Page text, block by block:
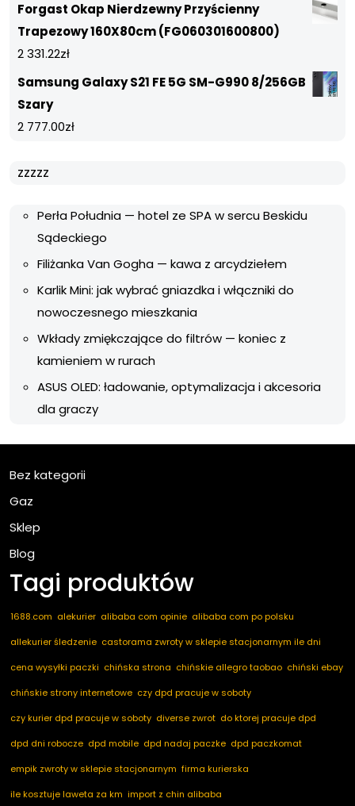
Forgast Okap Nierdzewny Przyścienny
Trapezowy 160X80cm (FG060301600800)
2 331.22zł
Samsung Galaxy S21 FE 5G SM-G990 8/256GB
Szary
2 777.00zł
zzzzz
Perła Południa — hotel ze SPA w sercu Beskidu
Sądeckiego
Filiżanka Van Gogha — kawa z arcydziełem
Karlik Mini: jak wybrać gniazdka i włączniki do
nowoczesnego mieszkania
Wkłady zmiękczające do filtrów — koniec z
kamieniem w rurach
ASUS OLED: ładowanie, optymalizacja i akcesoria
dla graczy
Bez kategorii
Gaz
Sklep
Blog
Tagi produktów
1688.com alekurier alibaba com opinie alibaba com po polsku
allekurier śledzenie castorama zwroty w sklepie stacjonarnym ile dni
cena wysyłki paczki chińska strona chińskie allegro taobao chiński ebay
chińskie strony internetowe czy dpd pracuje w soboty
czy kurier dpd pracuje w soboty diverse zwrot do ktorej pracuje dpd
dpd dni robocze dpd mobile dpd nadaj paczke dpd paczkomat
empik zwroty w sklepie stacjonarnym firma kurierska
ile kosztuje laweta za km import z chin alibaba